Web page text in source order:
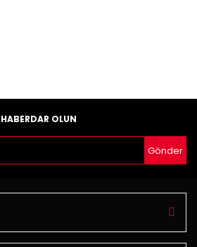
HABERDAR OLUN
Gönder